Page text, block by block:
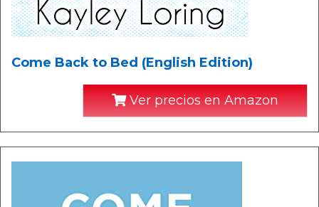
Come Back to Bed (English Edition)
Ver precios en Amazon